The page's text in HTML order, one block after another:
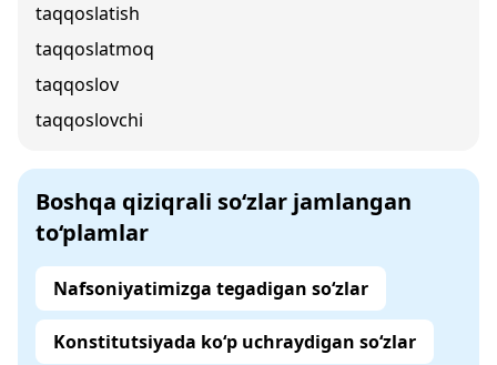
taqqoslatish
taqqoslatmoq
taqqoslov
taqqoslovchi
Boshqa qiziqrali so‘zlar jamlangan
to‘plamlar
Nafsoniyatimizga tegadigan so‘zlar
Konstitutsiyada ko‘p uchraydigan so‘zlar